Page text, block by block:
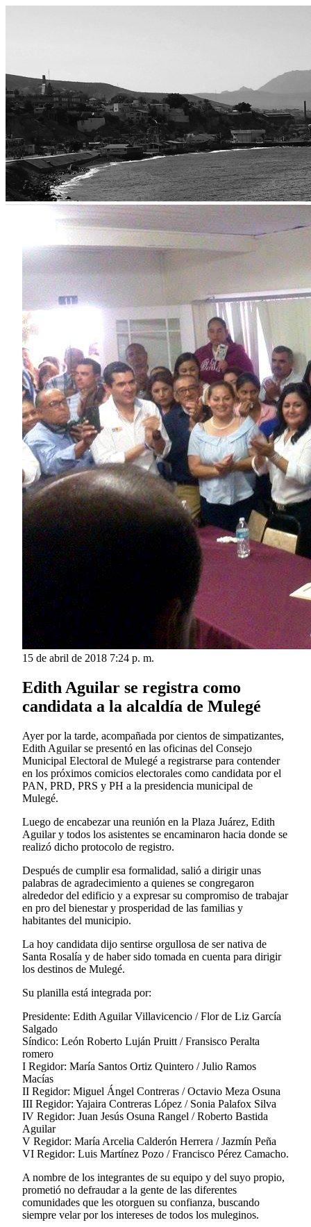
15 de abril de 2018 7:24 p. m.
Edith Aguilar se registra como
candidata a la alcaldía de Mulegé
Ayer por la tarde, acompañada por cientos de simpatizantes,
Edith Aguilar se presentó en las oficinas del Consejo
Municipal Electoral de Mulegé a registrarse para contender
en los próximos comicios electorales como candidata por el
PAN, PRD, PRS y PH a la presidencia municipal de
Mulegé.
Luego de encabezar una reunión en la Plaza Juárez, Edith
Aguilar y todos los asistentes se encaminaron hacia donde se
realizó dicho protocolo de registro.
Después de cumplir esa formalidad, salió a dirigir unas
palabras de agradecimiento a quienes se congregaron
alrededor del edificio y a expresar su compromiso de trabajar
en pro del bienestar y prosperidad de las familias y
habitantes del municipio.
La hoy candidata dijo sentirse orgullosa de ser nativa de
Santa Rosalía y de haber sido tomada en cuenta para dirigir
los destinos de Mulegé.
Su planilla está integrada por:
Presidente: Edith Aguilar Villavicencio / Flor de Liz García
Salgado
Síndico: León Roberto Luján Pruitt / Fransisco Peralta
romero
I Regidor: María Santos Ortiz Quintero / Julio Ramos
Macías
II Regidor: Miguel Ángel Contreras / Octavio Meza Osuna
III Regidor: Yajaira Contreras López / Sonia Palafox Silva
IV Regidor: Juan Jesús Osuna Rangel / Roberto Bastida
Aguilar
V Regidor: María Arcelia Calderón Herrera / Jazmín Peña
VI Regidor: Luis Martínez Pozo / Francisco Pérez Camacho.
A nombre de los integrantes de su equipo y del suyo propio,
prometió no defraudar a la gente de las diferentes
comunidades que les otorguen su confianza, buscando
siempre velar por los intereses de todos los muleginos.